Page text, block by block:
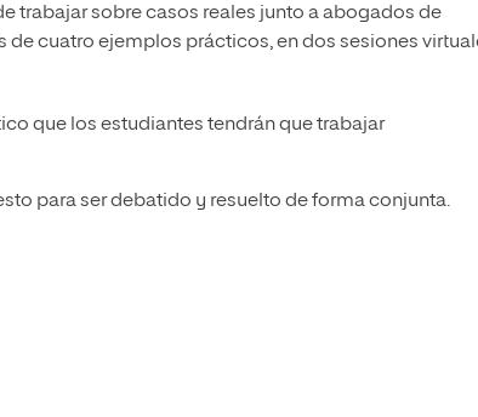
trabajar sobre casos reales junto a abogados de
cuatro ejemplos prácticos, en dos sesiones
que los estudiantes tendrán que trabajar
para ser debatido y resuelto de forma conjunta.